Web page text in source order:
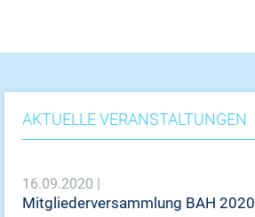
AKTUELLE VERANSTALTUNGEN
16.09.2020 |
Mitgliederversammlung BAH 2020